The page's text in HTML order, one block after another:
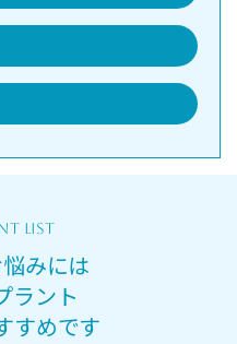
LIST
みには
ラント
すめです